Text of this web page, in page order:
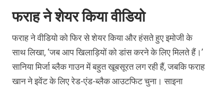
फराह ने शेयर किया वीडियो
फराह ने वीडियो को फिर से शेयर किया और हंसते हुए इमोजी के
साथ लिखा, ‘जब आप खिलाड़ियों को डांस करने के लिए मिलते हैं।’
सानिया मिर्जा ब्लैक गाउन में बहुत खूबसूरत लग रही हैं, जबकि फराह
खान ने इवेंट के लिए रेड-एंड-ब्लैक आउटफिट चुना। साइना